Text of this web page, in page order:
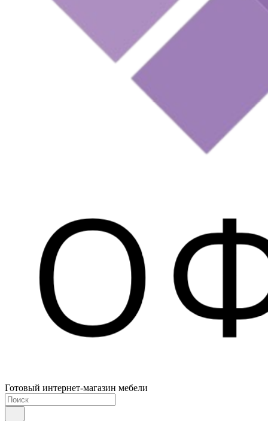
Готовый интернет-магазин мебели